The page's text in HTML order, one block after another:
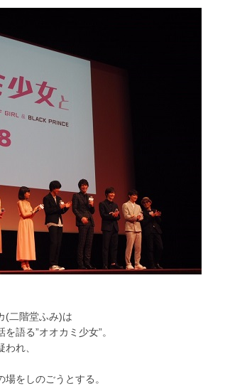
(二階堂ふみ)は
語る”オオカミ少女”。
れ、
をしのごうとする。